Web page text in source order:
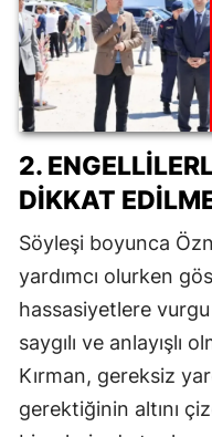
2.
DIKKAT
Söyleşi boyunca
yardımcı olurken
hassasiyetlere
saygılı ve anlayışlı
Kırman, gereksiz
gerektiğinin altını